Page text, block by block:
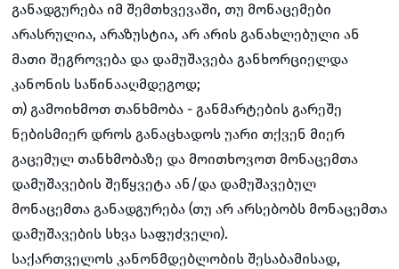
განადგურება იმ შემთხვევაში, თუ მონაცემები
არასრულია, არაზუსტია, არ არის განახლებული ან
მათი შეგროვება და დამუშავება განხორციელდა
კანონის საწინააღმდეგოდ;
თ) გამოიხმოთ თანხმობა - განმარტების გარეშე
ნებისმიერ დროს განაცხადოს უარი თქვენ მიერ
გაცემულ თანხმობაზე და მოითხოვოთ მონაცემთა
დამუშავების შეწყვეტა ან/და დამუშავებულ
მონაცემთა განადგურება (თუ არ არსებობს მონაცემთა
დამუშავების სხვა საფუძველი).
საქართველოს კანონმდებლობის შესაბამისად,